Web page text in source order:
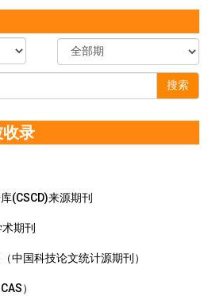
搜索
收录
(CSCD)来源期刊
期刊
中国科技论文统计源期刊）
）